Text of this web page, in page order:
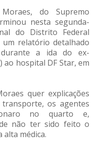
do Supremo
nesta segunda-
do Distrito Federal
relatório detalhado
a ida do ex-
ao hospital DF Star, em
quer explicações
os agentes
no quarto e,
não ter sido feito o
alta médica.